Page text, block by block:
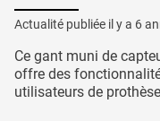
Actualité publiée il y a 6
Ce gant muni de
offre des
utilisateurs de